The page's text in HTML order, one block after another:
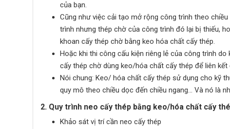
của bạn.
Cũng như việc cải tạo mở rộng công trình theo
trình nhưng thép chờ của công trình đó lại bị thiếu,
khoan cấy thép chờ bằng keo hóa chất cấy thép.
Hoặc khi thi công cấu kiện riêng lẻ của công trình
cấy thép chờ dùng keo/hóa chất cấy thép để liên
Nói chung: Keo/ hóa chất cấy thép sử dụng cho kỹ
quy mô theo chiều dọc đến chiều ngang… Và nó là
2. Quy trình neo cấy thép bằng keo/hóa chất cấy
Khảo sát vị trí cần neo cấy thép